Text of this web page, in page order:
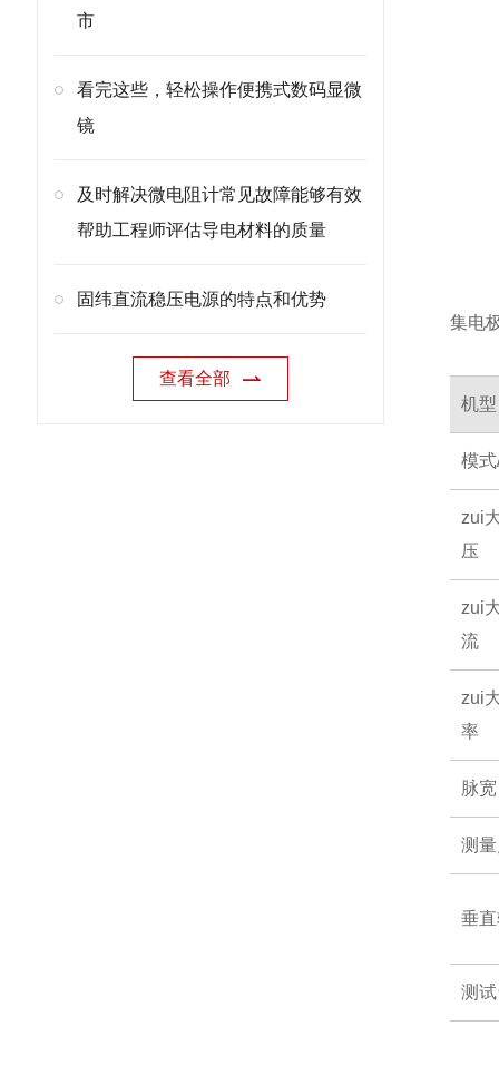
市
看完这些，轻松操作便携式数码显微
镜
及时解决微电阻计常见故障能够有效
帮助工程师评估导电材料的质量
固纬直流稳压电源的特点和优势
查看全部
集电
机型
模
zui
压
zui
流
zui
率
脉宽
测
垂
测